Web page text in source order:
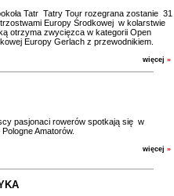
Tatr Tatry Tour rozegrana zostanie 31
Europy Środkowej w kolarstwie
otrzyma zwycięzca w kategorii Open
Europy Gerlach z przewodnikiem.
więcej »
pasjonaci rowerów spotkają się w
Amatorów.
więcej »